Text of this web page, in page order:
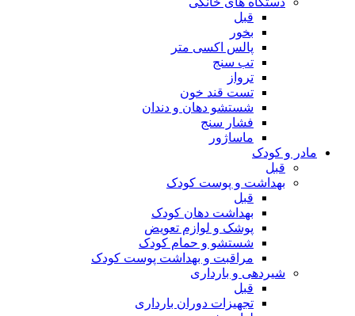
قبل
بخور
پالس اکسی متر
تب سنج
ترواز
تست قند خون
شستشو دهان و دندان
فشار سنج
ماساژور
مادر و کودک
قبل
بهداشت و پوست کودک
قبل
بهداشت دهان کودک
پوشک و لوازم تعویض
شستشو و حمام کودک
مراقبت و بهداشت پوست کودک
شیردهی و بارداری
قبل
تجهیزات دوران بارداری